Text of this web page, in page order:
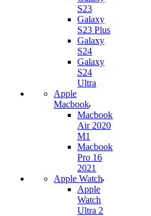
S23
Galaxy
S23 Plus
Galaxy
S24
Galaxy
S24
Ultra
Apple
Macbook
Macbook
Air 2020
M1
Macbook
Pro 16
2021
Apple Watch
Apple
Watch
Ultra 2